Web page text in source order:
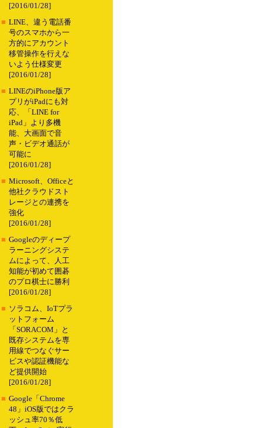
[2016/01/28]
■ LINE、違う電話番
号のスマホから一
方的にアカウント
移管操作を行えな
いよう仕様変更
[2016/01/28]
■ LINEのiPhone版ア
プリがiPadにも対
応、「LINE for
iPad」より多機
能、大画面で音
声・ビデオ通話が
可能に
[2016/01/28]
■ Microsoft、Officeと
他社クラウドスト
レージとの連携を
強化
[2016/01/28]
■ Googleのディープ
ラーニングシステ
ムによって、人工
知能が初めて囲碁
のプロ棋士に勝利
[2016/01/28]
■ ソラコム、IoTプラ
ットフォーム
「SORACOM」と
既存システムを専
用線でつなぐサー
ビスや認証機能な
ど提供開始
[2016/01/28]
■ Google「Chrome
48」iOS版ではクラ
ッシュ率70％低